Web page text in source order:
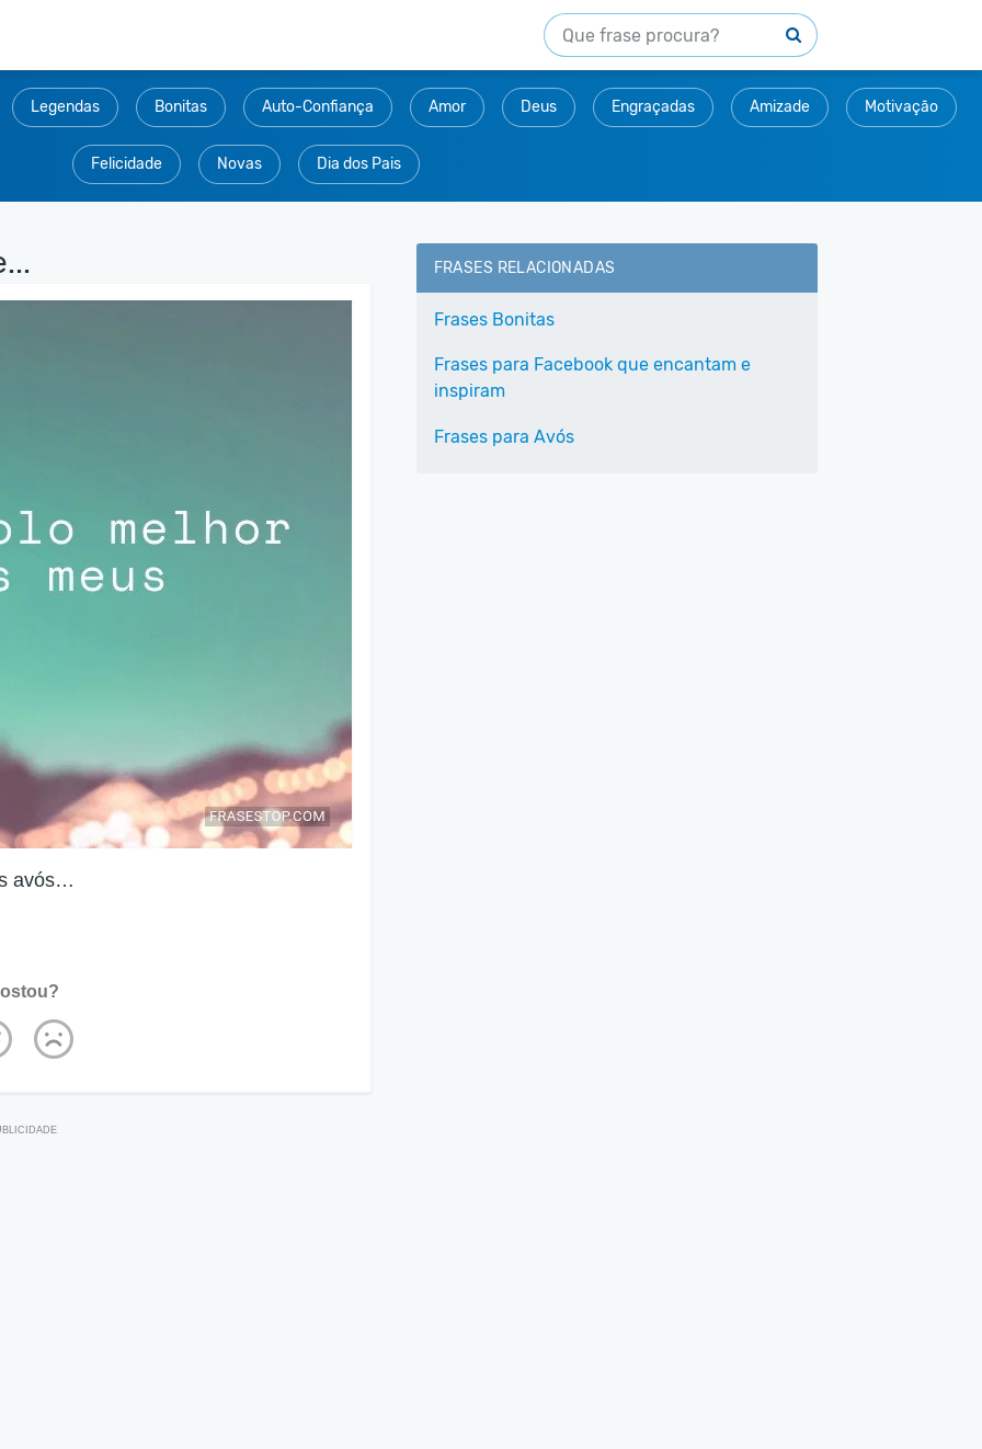
Legendas Bonitas Auto-Confiança Amor Deus Engraçadas Amizade Motivação
Felicidade Novas Dia dos Pais
avós…
FRASES RELACIONADAS
Frases Bonitas
Frases para Facebook que encantam e
inspiram
Frases para Avós